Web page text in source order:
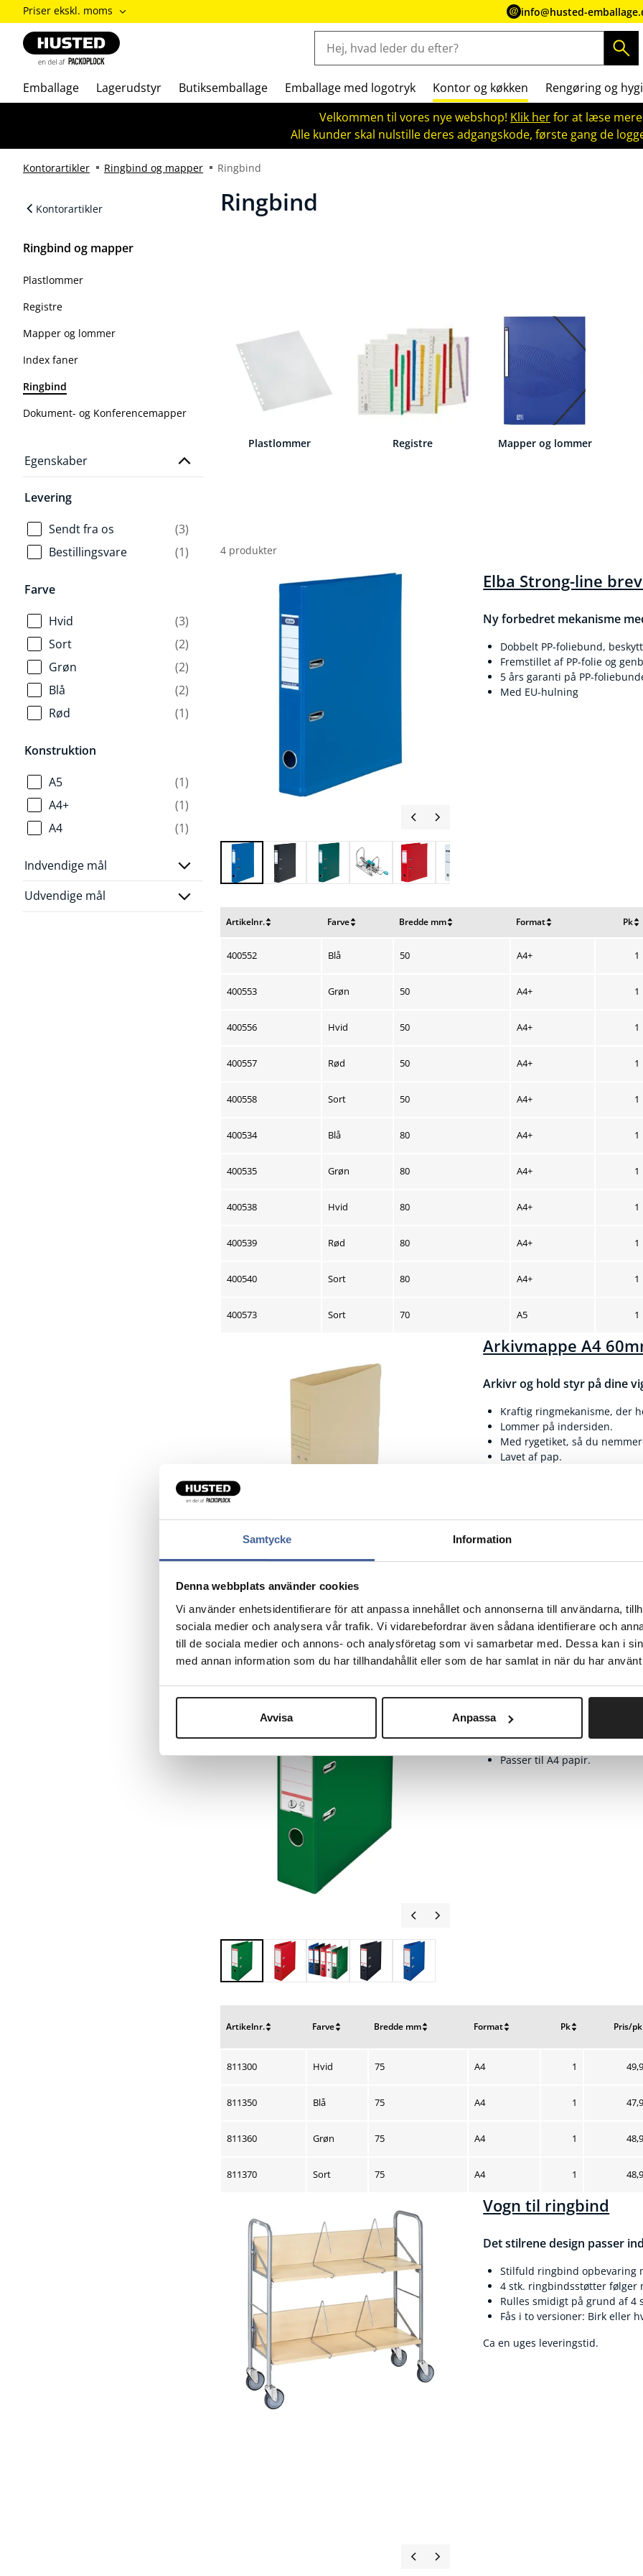
Samtycke Information
Denna webbplats använder cookies
Vi använder enhetsidentifierare för att anpassa innehållet och annonserna till användarna,
sociala medier och analysera vår trafik. Vi vidarebefordrar även sådana identifierare och
till de sociala medier och annons- och analysföretag som vi samarbetar med. Dessa kan i
med annan information som du har tillhandahållit eller som de har samlat in när du har
Avvisa Anpassa
ændre
Priser
inkl.
moms
Priser
ekskl.
Priser ekskl. moms info@husted-
Emballage Lagerudstyr Butiksemballage Emballage med logotryk Kontor og køkken Rengøring og
Velkommen til vores nye webshop! Klik herfor at læse
Alle kunder skal nulstille deres adgangskode, første gang de
Kontorartikler Ringbind og mapper Ringbind
Kontorartikler
Ringbind og mapper
Plastlommer
Registre
Mapper og lommer
Index faner
Ringbind
Dokument- og Konferencemapper
Egenskaber
Levering
Sendt fra os
(3)
Bestillingsvare
(1)
Farve
Hvid
(3)
Sort
(2)
Grøn
(2)
Blå
(2)
Rød
(1)
Konstruktion
A5
(1)
A4+
(1)
A4
(1)
Indvendige mål
Udvendige mål
Ringbind
Plastlommer Registre Mapper og lommer
4 produkter
Elba Strong-line
Ny forbedret mekanisme
Dobbelt PP-foliebund,
Fremstillet af PP-folie og
5 års garanti på PP-
Med EU-hulning
Artikelnr.
Farve
Bredde mm
Format
Pk
400552 Blå 50 A4+ 1
400553 Grøn 50 A4+ 1
400556 Hvid 50 A4+ 1
400557 Rød 50 A4+ 1
400558 Sort 50 A4+ 1
400534 Blå 80 A4+ 1
400535 Grøn 80 A4+ 1
400538 Hvid 80 A4+ 1
400539 Rød 80 A4+ 1
400540 Sort 80 A4+ 1
400573 Sort 70 A5 1
Arkivmappe A4
Arkivr og hold styr på dine
Kraftig ringmekanisme, der
Lommer på indersiden.
Med rygetiket, så du
Lavet af pap.
Artikelnr.
Nulstil
sortering
Beskrivelse
Nulstil
sortering
Pk
sortering
Pris/pk
Nulstil
sortering
257992 A4, 60mm 1 10,90
Traditionel brevordner /
Passer til A4 papir.
Artikelnr.
sortering
Farve
sortering
Bredde mm
sortering
Format
sortering
Pk
sortering
Pris/pk
sortering
811300 Hvid 75 A4 1
811350 Blå 75 A4 1
811360 Grøn 75 A4 1
811370 Sort 75 A4 1
Vogn til ringbind
Det stilrene design passer
Stilfuld ringbind opbevaring
4 stk. ringbindsstøtter følger
Rulles smidigt på grund af 4
Fås i to versioner: Birk eller
Ca en uges leveringstid.